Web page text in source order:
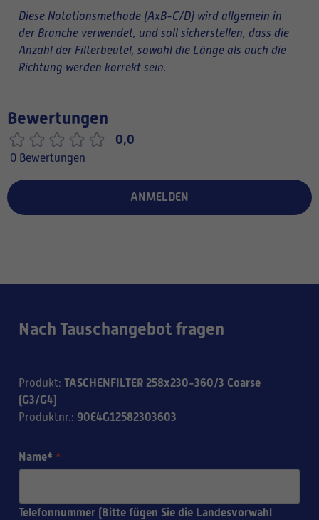
Diese Notationsmethode (AxB-C/D) wird allgemein in
der Branche verwendet, und soll sicherstellen, dass die
Anzahl der Filterbeutel, sowohl die Länge als auch die
Richtung werden korrekt sein.
Bewertungen
0,0
0 Bewertungen
ANMELDEN
Nach Tauschangebot fragen
Produkt: TASCHENFILTER 258x230-360/3 Coarse
(G3/G4)
Produktnr.: 90E4G12582303603
Name* *
Telefonnummer (Bitte fügen Sie die Landesvorwahl